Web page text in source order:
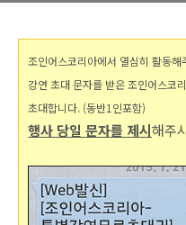
조인어스코리아에서 열심히 활동
강연 초대 문자를 받은 조인어스코
초대합니다. (동반1인포함)
행사 당일 문자를 제시해주